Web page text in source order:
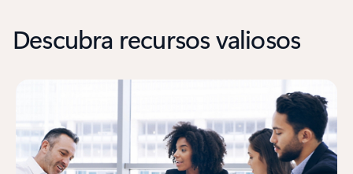
Descubra recursos valiosos